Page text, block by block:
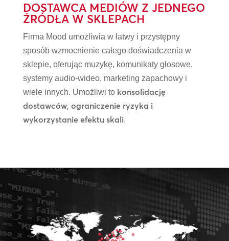
DOSTAWCA MEDIÓW Z JEDNEGO
ŹRÓDŁA W SKLEPACH
Firma Mood umożliwia w łatwy i przystępny
sposób wzmocnienie całego doświadczenia w
sklepie, oferując muzykę, komunikaty głosowe,
systemy audio-wideo, marketing zapachowy i
wiele innych. Umożliwi to konsolidację
dostawców, ograniczenie ryzyka i
wykorzystanie efektu skali.